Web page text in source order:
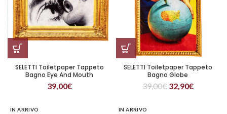
SELETTI Toiletpaper Tappeto
Bagno Eye And Mouth
39,00€
SELETTI Toiletpaper Tappeto
Bagno Globe
39,00€ 32,90€
IN ARRIVO IN ARRIVO